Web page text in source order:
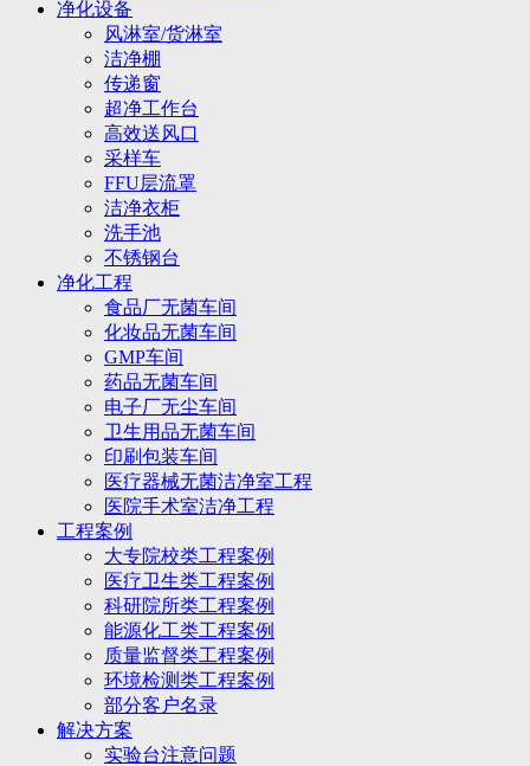
净化设备
风淋室/货淋室
洁净棚
传递窗
超净工作台
高效送风口
采样车
FFU层流罩
洁净衣柜
洗手池
不锈钢台
净化工程
食品厂无菌车间
化妆品无菌车间
GMP车间
药品无菌车间
电子厂无尘车间
卫生用品无菌车间
印刷包装车间
医疗器械无菌洁净室工程
医院手术室洁净工程
工程案例
大专院校类工程案例
医疗卫生类工程案例
科研院所类工程案例
能源化工类工程案例
质量监督类工程案例
环境检测类工程案例
部分客户名录
解决方案
实验台注意问题